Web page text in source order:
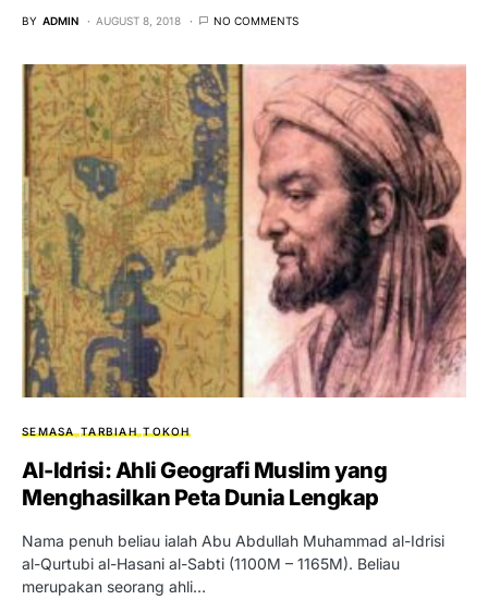
BY ADMIN AUGUST 8, 2018 NO COMMENTS
SEMASA TARBIAH TOKOH
Al-Idrisi: Ahli Geografi Muslim yang
Menghasilkan Peta Dunia Lengkap
Nama penuh beliau ialah Abu Abdullah Muhammad al-Idrisi
al-Qurtubi al-Hasani al-Sabti (1100M – 1165M). Beliau
merupakan seorang ahli…